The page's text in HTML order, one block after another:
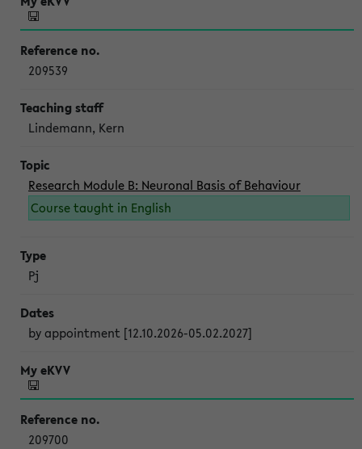
209539
Lindemann, Kern
Research Module B: Neuronal Basis of Behaviour
Course taught in English
Pj
by appointment [12.10.2026-05.02.2027]
209700